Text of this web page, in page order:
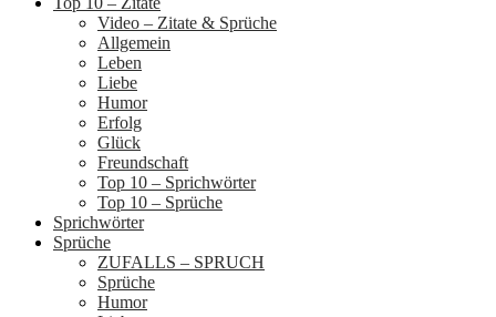
Video – Zitate & Sprüche
Allgemein
Leben
Liebe
Humor
Erfolg
Glück
Freundschaft
Top 10 – Sprichwörter
Top 10 – Sprüche
Sprichwörter
Sprüche
ZUFALLS – SPRUCH
Sprüche
Humor